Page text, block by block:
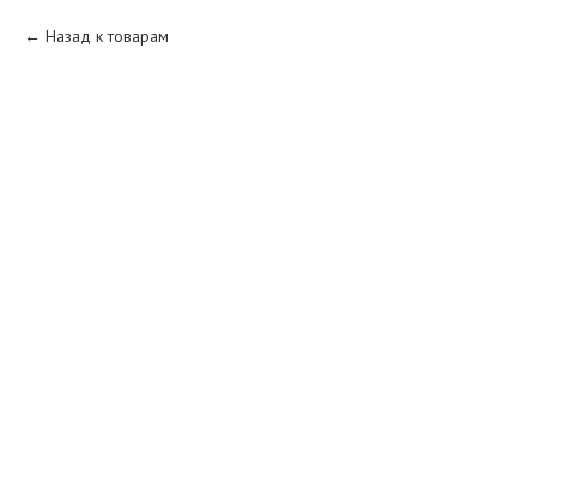
Назад к товарам